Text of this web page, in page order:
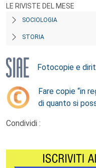
LE RIVISTE DEL MESE
SOCIOLOGIA
STORIA
Fotocopie e
Fare copie “in
di quanto si
Condividi :